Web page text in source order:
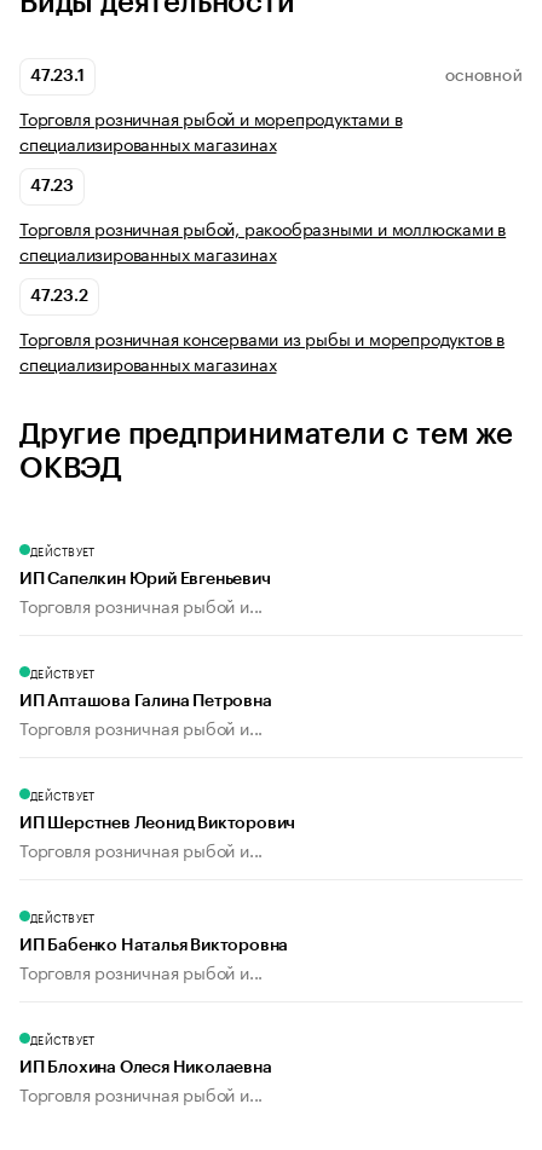
47.23.1 ОСНОВНОЙ
Торговля розничная рыбой и морепродуктами в
специализированных магазинах
47.23
Торговля розничная рыбой, ракообразными и моллюсками в
специализированных магазинах
47.23.2
Торговля розничная консервами из рыбы и морепродуктов в
специализированных магазинах
Другие предприниматели с тем же
ОКВЭД
ДЕЙСТВУЕТ
ИП Сапелкин Юрий Евгеньевич
Торговля розничная рыбой и...
ДЕЙСТВУЕТ
ИП Апташова Галина Петровна
Торговля розничная рыбой и...
ДЕЙСТВУЕТ
ИП Шерстнев Леонид Викторович
Торговля розничная рыбой и...
ДЕЙСТВУЕТ
ИП Бабенко Наталья Викторовна
Торговля розничная рыбой и...
ДЕЙСТВУЕТ
ИП Блохина Олеся Николаевна
Торговля розничная рыбой и...